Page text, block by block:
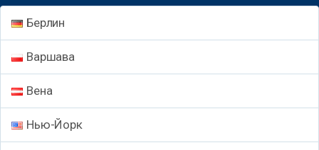
Берлин
Варшава
Вена
Нью-Йорк